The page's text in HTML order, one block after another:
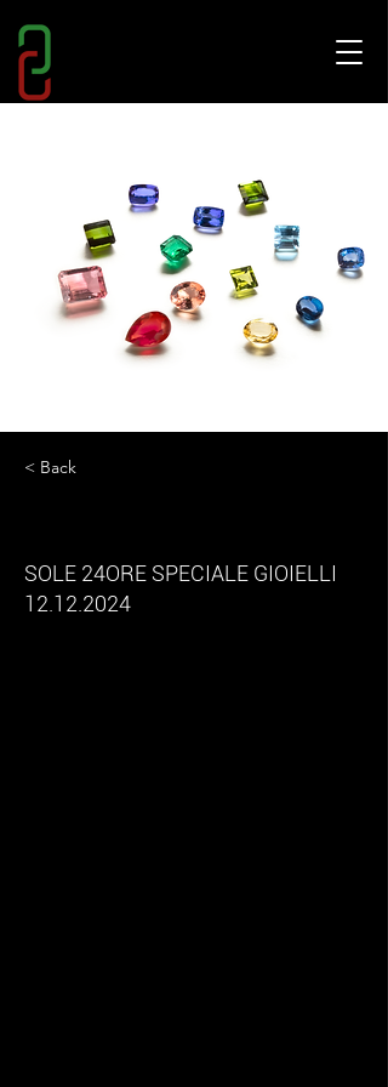
< Back
SOLE 24ORE SPECIALE GIOIELLI
12.12.2024